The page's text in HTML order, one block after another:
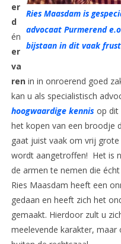
Ries Maasdam is
advocaat Purmerend
bijstaan in dit vaak
er
d
én
er
va
renin in onroerend goed
kan u als specialistisch
hoogwaardige kennisop dit
het kopen van een broodje
gaat juist vaak om vrij
wordt aangetroffen! Het is
de armen te nemen die
Ries Maasdam heeft een
gedaan en heeft zich het
gemaakt. Hierdoor zult u
meelevende karakter, maar